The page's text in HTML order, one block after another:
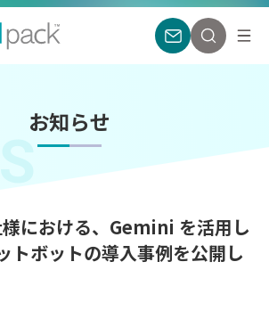
お知らせ
における、Gemini を活用し
トボットの導入事例を公開し